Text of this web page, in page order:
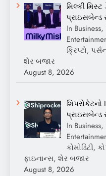
મિલ્કી
પ્રાઇસબેન્ડ
In
ક્રિપ્ટો,
શેર બજાર
August 8, 2026
પ્રાઇસબેન્ડ
In
કોમોડિટી,
ફાઇનાન્સ, શેર બજાર
August 8, 2026